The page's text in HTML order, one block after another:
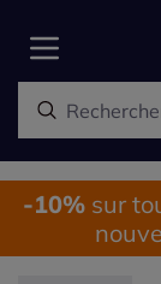
-10%sur